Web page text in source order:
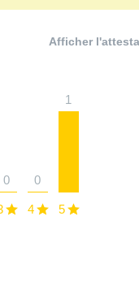
Afficher
0
4
0
5
1